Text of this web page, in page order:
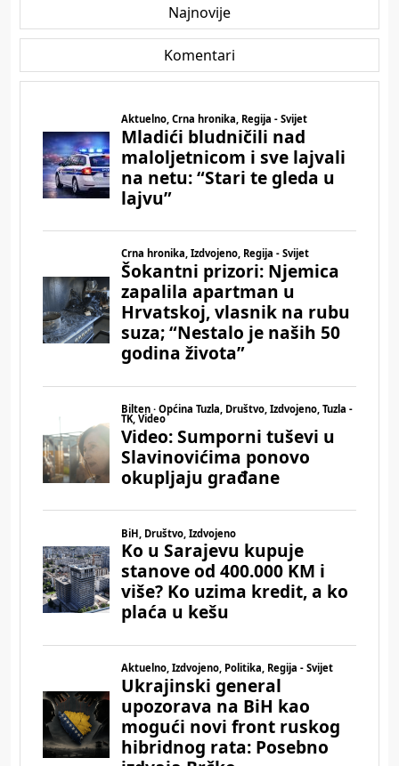
Najnovije
Komentari